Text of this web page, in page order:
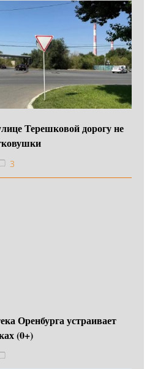
Терешковой дорогу не
3
Оренбурга устраивает
(0+)